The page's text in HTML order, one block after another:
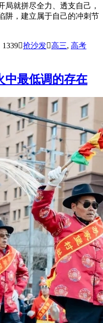
局就拼尽全力、透支自己，
阱，建立属于自己的冲刺节
抢沙发高三, 高考
中最低调的存在